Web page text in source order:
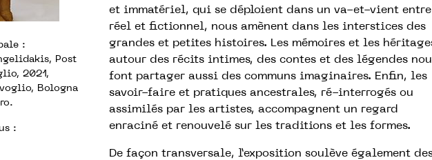
:
Post
2021,
Bologna
:
et immatériel, qui se déploient dans un va-et-vient entre
réel et fictionnel, nous amènent dans les interstices des
grandes et petites histoires. Les mémoires et les
autour des récits intimes, des contes et des légendes
font partager aussi des communs imaginaires. Enfin, les
savoir-faire et pratiques ancestrales, ré-interrogés ou
assimilés par les artistes, accompagnent un regard
enraciné et renouvelé sur les traditions et les formes.
De façon transversale, l’exposition soulève également